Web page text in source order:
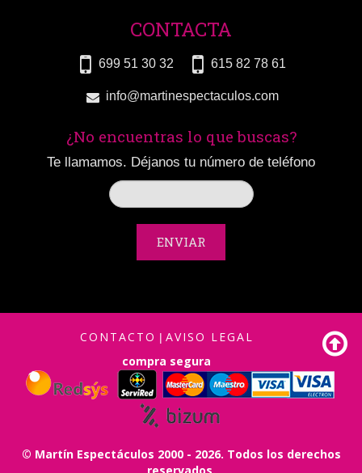
CONTACTA
699 51 30 32 615 82 78 61
info@martinespectaculos.com
¿No encuentras lo que buscas?
Te llamamos. Déjanos tu número de teléfono
ENVIAR
CONTACTO | AVISO LEGAL
compra segura
© Martín Espectáculos 2000 - 2026. Todos los derechos